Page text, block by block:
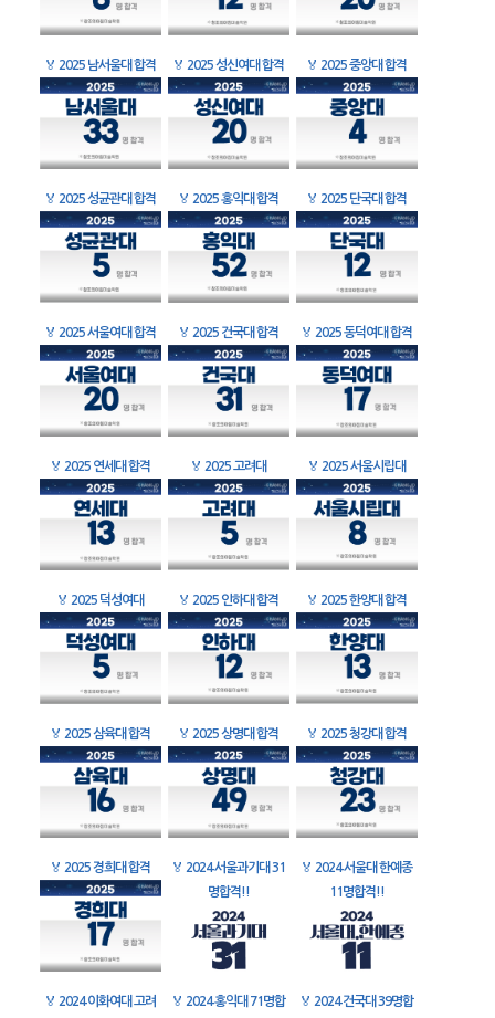
🏅 2025 남서울대 합격 🏅 2025 성신여대 합격 🏅 2025 중앙대 합격
🏅 2025 성균관대 합격 🏅 2025 홍익대 합격 🏅 2025 단국대 합격
🏅 2025 서울여대 합격 🏅 2025 건국대 합격 🏅 2025 동덕여대 합격
🏅 2025 연세대 합격 🏅 2025 고려대 🏅 2025 서울시립대
🏅 2025 덕성여대 🏅 2025 인하대 합격 🏅 2025 한양대 합격
🏅 2025 삼육대 합격 🏅 2025 상명대 합격 🏅 2025 청강대 합격
🏅 2025 경희대 합격 🏅 2024 서울과기대 31
명합격!!
🏅 2024 서울대 한예종
11명합격!!
🏅 2024 이화여대 고려
🏅 2024 홍익대 71명합
🏅 2024 건국대 39명합